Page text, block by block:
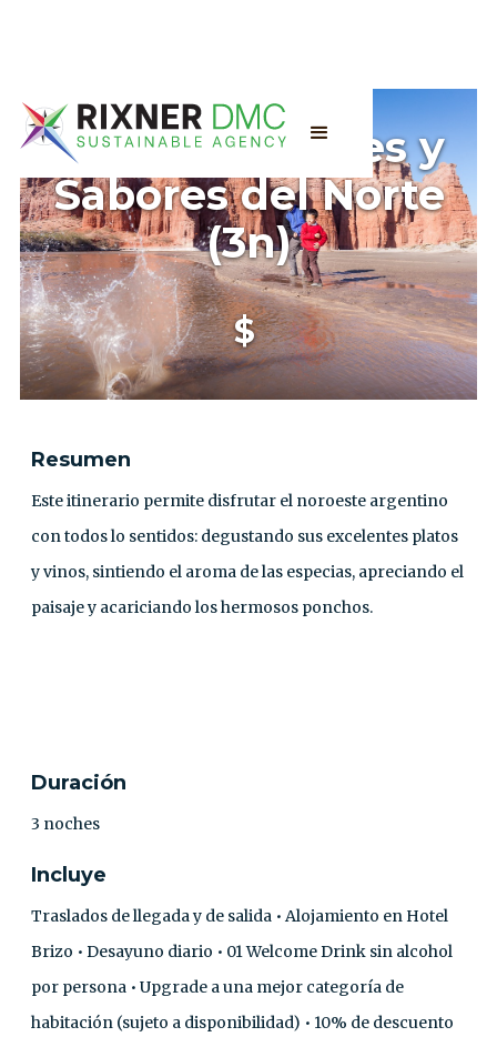
Aromas, Colores y
Sabores del Norte
(3n)
$
Resumen
Este itinerario permite disfrutar el noroeste argentino
con todos lo sentidos: degustando sus excelentes platos
y vinos, sintiendo el aroma de las especias, apreciando el
paisaje y acariciando los hermosos ponchos.
Duración
3 noches
Incluye
Traslados de llegada y de salida • Alojamiento en Hotel
Brizo • Desayuno diario • 01 Welcome Drink sin alcohol
por persona • Upgrade a una mejor categoría de
habitación (sujeto a disponibilidad) • 10% de descuento